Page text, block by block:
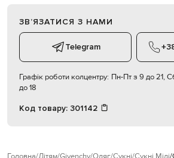
ЗВʼЯЗАТИСЯ З НАМИ
Telegram
Графік роботи колцентру: Пн-Пт з 9 до 21,
до 18
Код товару: 301142